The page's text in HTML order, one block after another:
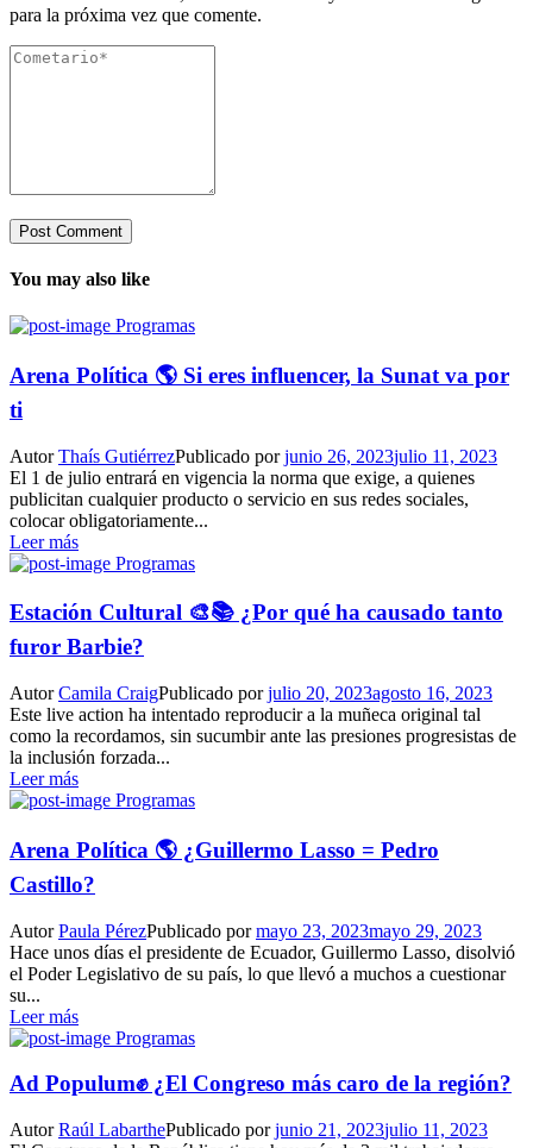
para la próxima vez que comente.
You may also like
Programas
Arena Política 🌎 Si eres influencer, la Sunat va por
ti
AutorThaís GutiérrezPublicado porjunio 26, 2023julio 11, 2023
El 1 de julio entrará en vigencia la norma que exige, a quienes
publicitan cualquier producto o servicio en sus redes sociales,
colocar obligatoriamente...
Leer más
Programas
Estación Cultural 🎨📚 ¿Por qué ha causado tanto
furor Barbie?
AutorCamila CraigPublicado porjulio 20, 2023agosto 16, 2023
Este live action ha intentado reproducir a la muñeca original tal
como la recordamos, sin sucumbir ante las presiones progresistas de
la inclusión forzada...
Leer más
Programas
Arena Política 🌎 ¿Guillermo Lasso = Pedro
Castillo?
AutorPaula PérezPublicado pormayo 23, 2023mayo 29, 2023
Hace unos días el presidente de Ecuador, Guillermo Lasso, disolvió
el Poder Legislativo de su país, lo que llevó a muchos a cuestionar
su...
Leer más
Programas
Ad Populum✊ ¿El Congreso más caro de la región?
AutorRaúl LabarthePublicado porjunio 21, 2023julio 11, 2023